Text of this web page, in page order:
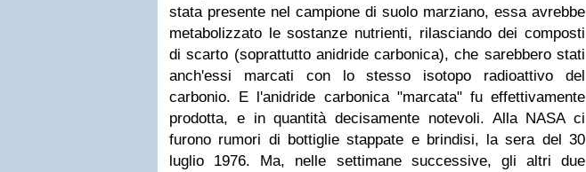
stata presente nel campione di suolo marziano, essa avrebbe
metabolizzato le sostanze nutrienti, rilasciando dei composti
di scarto (soprattutto anidride carbonica), che sarebbero stati
anch'essi marcati con lo stesso isotopo radioattivo del
carbonio. E l'anidride carbonica "marcata" fu effettivamente
prodotta, e in quantità decisamente notevoli. Alla NASA ci
furono rumori di bottiglie stappate e brindisi, la sera del 30
luglio 1976. Ma, nelle settimane successive, gli altri due